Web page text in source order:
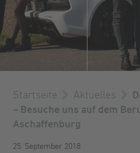
Startseite Aktuelles
– Besuche uns auf dem
Aschaffenburg
25. September 2018